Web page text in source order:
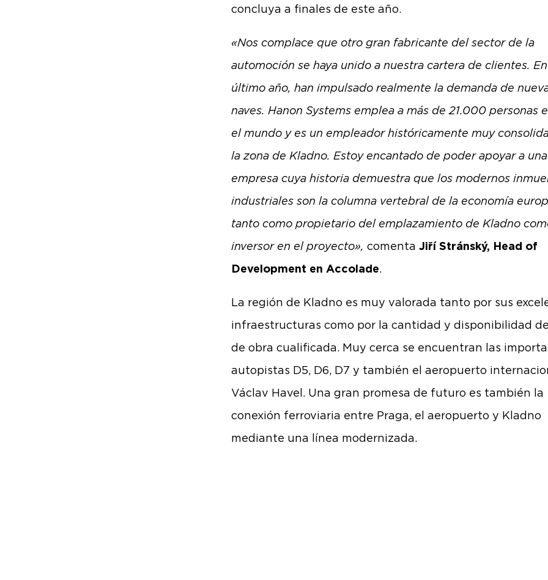
concluya a finales de este año.
«Nos complace que otro gran fabricante del sector de la
automoción se haya unido a nuestra cartera de clientes.
último año, han impulsado realmente la demanda de
naves. Hanon Systems emplea a más de 21.000 personas
el mundo y es un empleador históricamente muy
la zona de Kladno. Estoy encantado de poder apoyar a una
empresa cuya historia demuestra que los modernos
industriales son la columna vertebral de la economía
tanto como propietario del emplazamiento de Kladno
inversor en el proyecto», comenta Jiří Stránský, Head of
Development en Accolade.
La región de Kladno es muy valorada tanto por sus
infraestructuras como por la cantidad y disponibilidad
de obra cualificada. Muy cerca se encuentran las
autopistas D5, D6, D7 y también el aeropuerto
Václav Havel. Una gran promesa de futuro es también la
conexión ferroviaria entre Praga, el aeropuerto y Kladno
mediante una línea modernizada.